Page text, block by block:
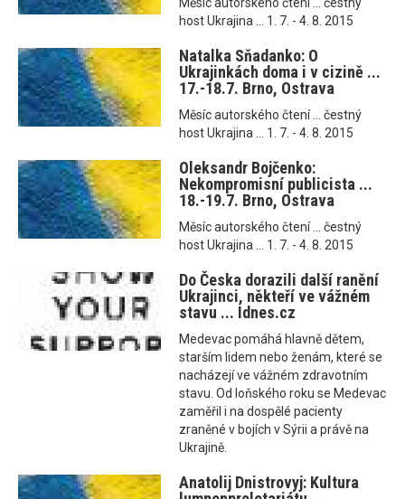
host Ukrajina ... 1. 7. - 4. 8. 2015
Natalka Sňadanko: O
Ukrajinkách doma i v cizině ...
17.-18.7. Brno, Ostrava
Měsíc autorského čtení ... čestný
host Ukrajina ... 1. 7. - 4. 8. 2015
Oleksandr Bojčenko:
Nekompromisní publicista ...
18.-19.7. Brno, Ostrava
Měsíc autorského čtení ... čestný
host Ukrajina ... 1. 7. - 4. 8. 2015
Do Česka dorazili další ranění
Ukrajinci, někteří ve vážném
stavu ... Idnes.cz
Medevac pomáhá hlavně dětem,
starším lidem nebo ženám, které se
nacházejí ve vážném zdravotním
stavu. Od loňského roku se Medevac
zaměřil i na dospělé pacienty
zraněné v bojích v Sýrii a právě na
Ukrajině.
Anatolij Dnistrovyj: Kultura